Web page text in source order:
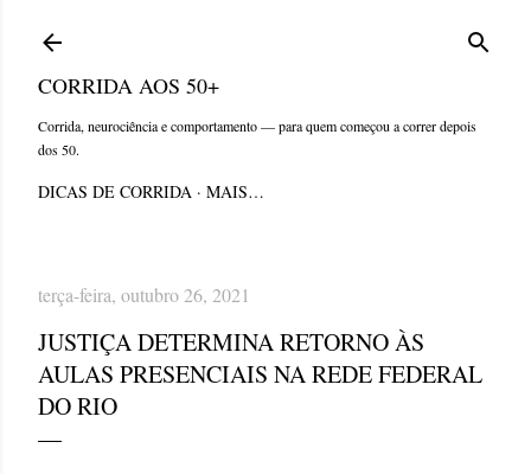
CORRIDA AOS 50+
Corrida, neurociência e comportamento — para quem começou a correr depois
dos 50.
DICAS DE CORRIDA MAIS…
terça-feira, outubro 26, 2021
JUSTIÇA DETERMINA RETORNO ÀS
AULAS PRESENCIAIS NA REDE FEDERAL
DO RIO